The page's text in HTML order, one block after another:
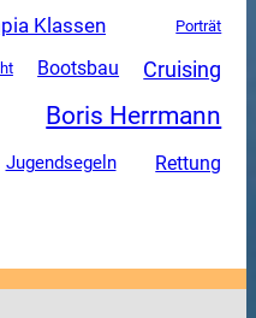
Klassen Porträt
Bootsbau Cruising
Boris Herrmann
Jugendsegeln Rettung